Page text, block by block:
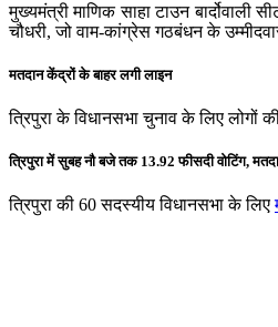
मुख्यमंत्री माणिक साहा टाउन
चौधरी, जो वाम-कांग्रेस गठबंधन के
मतदान केंद्रों के बाहर लगी लाइन
त्रिपुरा के विधानसभा चुनाव के लिए लोगों
त्रिपुरा में सुबह नौ बजे तक 13.92 फीसदी वोटिंग,
त्रिपुरा की 60 सदस्यीय विधानसभा के लिए